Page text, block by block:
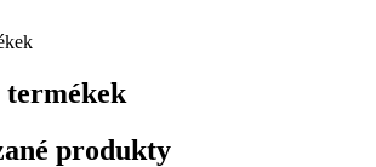
termékek
produkty